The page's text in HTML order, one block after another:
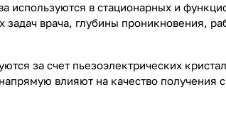
используются в стационарных и
врача, глубины проникновения,
за счет пьезоэлектрических
влияют на качество получения